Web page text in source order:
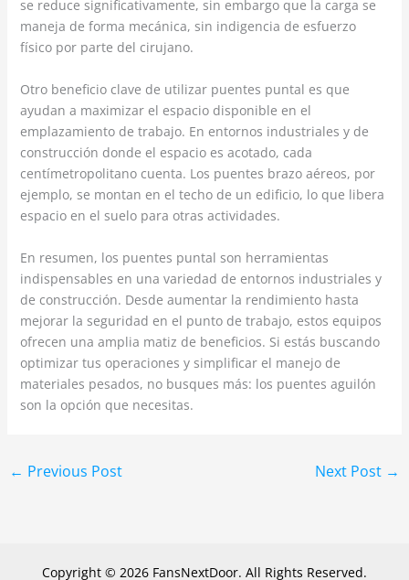
se reduce significativamente, sin embargo que la carga se
maneja de forma mecánica, sin indigencia de esfuerzo
físico por parte del cirujano.
Otro beneficio clave de utilizar puentes puntal es que
ayudan a maximizar el espacio disponible en el
emplazamiento de trabajo. En entornos industriales y de
construcción donde el espacio es acotado, cada
centímetropolitano cuenta. Los puentes brazo aéreos, por
ejemplo, se montan en el techo de un edificio, lo que libera
espacio en el suelo para otras actividades.
En resumen, los puentes puntal son herramientas
indispensables en una variedad de entornos industriales y
de construcción. Desde aumentar la rendimiento hasta
mejorar la seguridad en el punto de trabajo, estos equipos
ofrecen una amplia matiz de beneficios. Si estás buscando
optimizar tus operaciones y simplificar el manejo de
materiales pesados, no busques más: los puentes aguilón
son la opción que necesitas.
← Previous Post Next Post →
Copyright © 2026 FansNextDoor. All Rights Reserved.